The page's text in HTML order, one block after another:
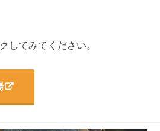
してみてください。